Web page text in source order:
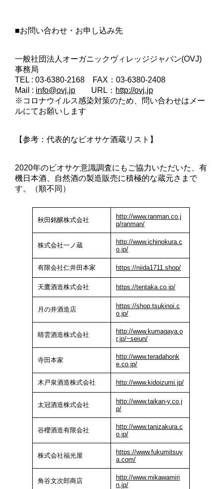
■お問い合わせ・お申し込み先
一般社団法人オーガニックヴィレッジジャパン(OVJ)
事務局
TEL : 03-6380-2168 FAX：03-6380-2408
Mail : info@ovj.jp URL： http://ovj.jp
※コロナウイルス感染対策のため、問い合わせはメー
ルにてお願いします
【参考：代表的なビオサケ酒蔵リスト】
2020年のビオサケ意識調査にもご協力いただいた、有
機日本酒、自然酒の製造販売に積極的な蔵元さまで
す。（順不同）
秋田銘醸株式会社
http://www.ranman.co.j
p/ranman/
株式会社一ノ蔵
http://www.ichinokura.c
o.jp/
有限会社仁井田本家 https://niida1711.shop/
天鷹酒造株式会社 https://tentaka.co.jp/
月の井酒造店
https://shop.tsukinoi.c
o.jp/
晴雲酒造株式会社
http://www.kumagaya.o
r.jp/~seiun/
寺田本家
http://www.teradahonk
e.co.jp/
木戸泉酒造株式会社 http://www.kidoizumi.jp/
太冠酒造株式会社
http://www.taikan-y.co.j
p/
谷櫻酒造有限会社
http://www.tanizakura.c
o.jp/
株式会社福光屋
https://www.fukumitsuy
a.com/
角谷文次郎商店
http://www.mikawamiri
n.jp/